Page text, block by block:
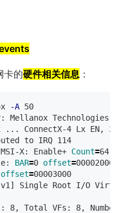
卡的硬件相关信息 ：
-A 50
Technologies
... ConnectX-4 Lx EN,
to IRQ 114
X: Enable+ Count=64
BAR=0 offset=00002000
offset=00003000
v1] Single Root I/O
8, Total VFs: 8,